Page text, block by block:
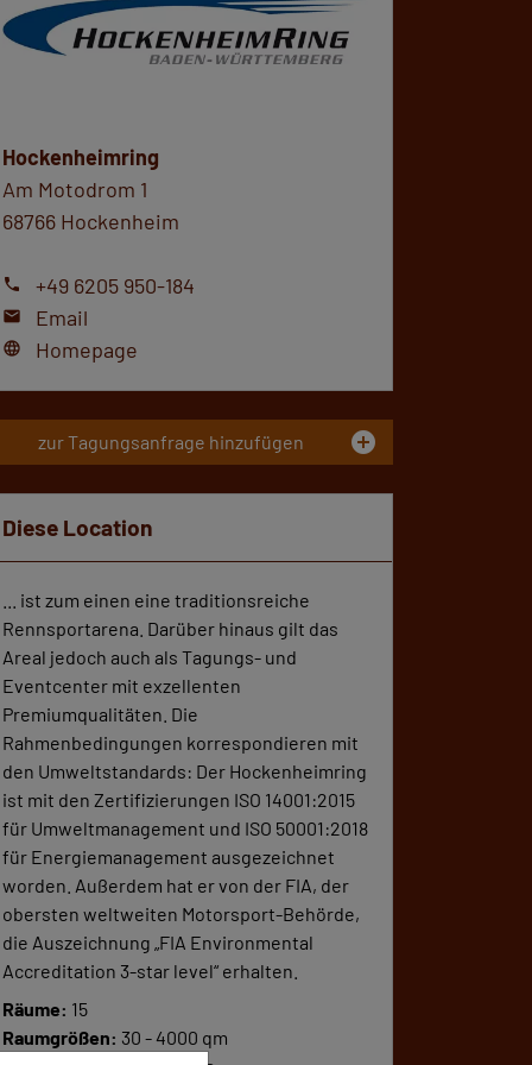
Hockenheimring
Am Motodrom 1
68766 Hockenheim
phone +49 6205 950-184
mail Email
language Homepage
zur Tagungsanfrage hinzufügen add_circle
Diese Location
... ist zum einen eine traditionsreiche
Rennsportarena. Darüber hinaus gilt das
Areal jedoch auch als Tagungs- und
Eventcenter mit exzellenten
Premiumqualitäten. Die
Rahmenbedingungen korrespondieren mit
den Umweltstandards: Der Hockenheimring
ist mit den Zertifizierungen ISO 14001:2015
für Umweltmanagement und ISO 50001:2018
für Energiemanagement ausgezeichnet
worden. Außerdem hat er von der FIA, der
obersten weltweiten Motorsport-Behörde,
die Auszeichnung „FIA Environmental
Accreditation 3-star level“ erhalten.
Räume: 15
Raumgrößen: 30 - 4000 qm